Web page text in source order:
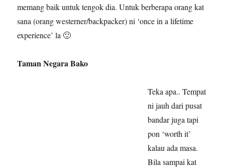
memang baik untuk tengok dia. Untuk berberapa orang kat
sana (orang westerner/backpacker) ni ‘once in a lifetime
experience’ la 🙂
Taman Negara Bako
Teka apa.. Tempat
ni jauh dari pusat
bandar juga tapi
pon ‘worth it’
kalau ada masa.
Bila sampai kat